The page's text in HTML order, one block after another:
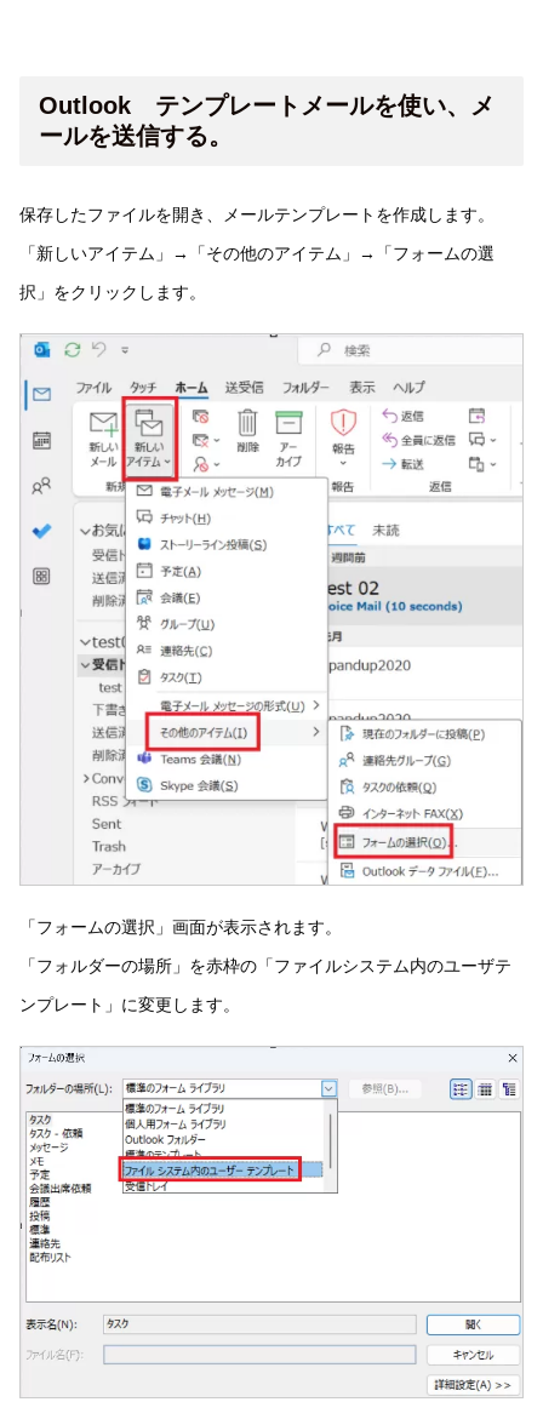
Outlook テンプレートメールを使い、メ
ールを送信する。
保存したファイルを開き、メールテンプレートを作成します。
「新しいアイテム」→「その他のアイテム」→「フォームの選
択」をクリックします。
「フォームの選択」画面が表示されます。
「フォルダーの場所」を赤枠の「ファイルシステム内のユーザテ
ンプレート」に変更します。